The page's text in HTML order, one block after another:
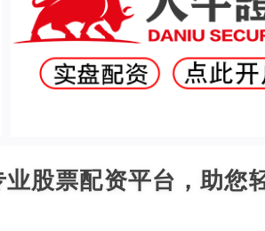
股票配资平台，助您